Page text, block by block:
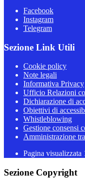
Facebook
Instagram
Telegram
Sezione Link Utili
Cookie policy
Note legali
Informativa Privacy
Ufficio Relazioni
Dichiarazione di
Obiettivi di
Whistleblowing
Gestione consensi
Amministrazione
Pagina visualizzata
Sezione Copyright